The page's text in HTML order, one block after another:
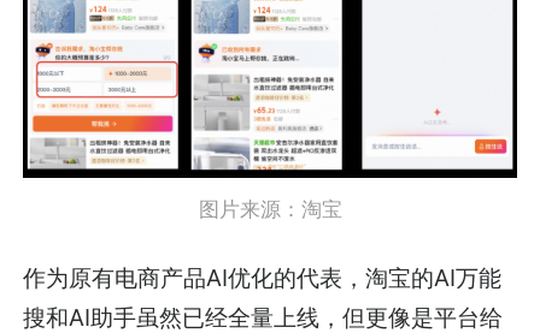
图片来源：淘宝
作为原有电商产品AI优化的代表，淘宝的AI万能
搜和AI助手虽然已经全量上线，但更像是平台给